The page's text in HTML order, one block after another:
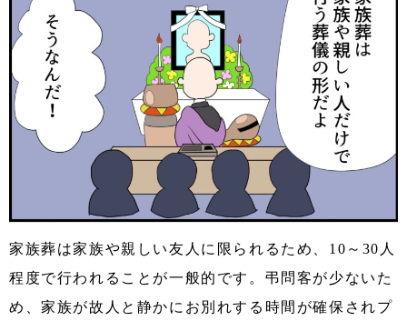
家族葬は家族や親しい友人に限られるため、10～30人
程度で行われることが一般的です。弔問客が少ないた
め、家族が故人と静かにお別れする時間が確保されプ